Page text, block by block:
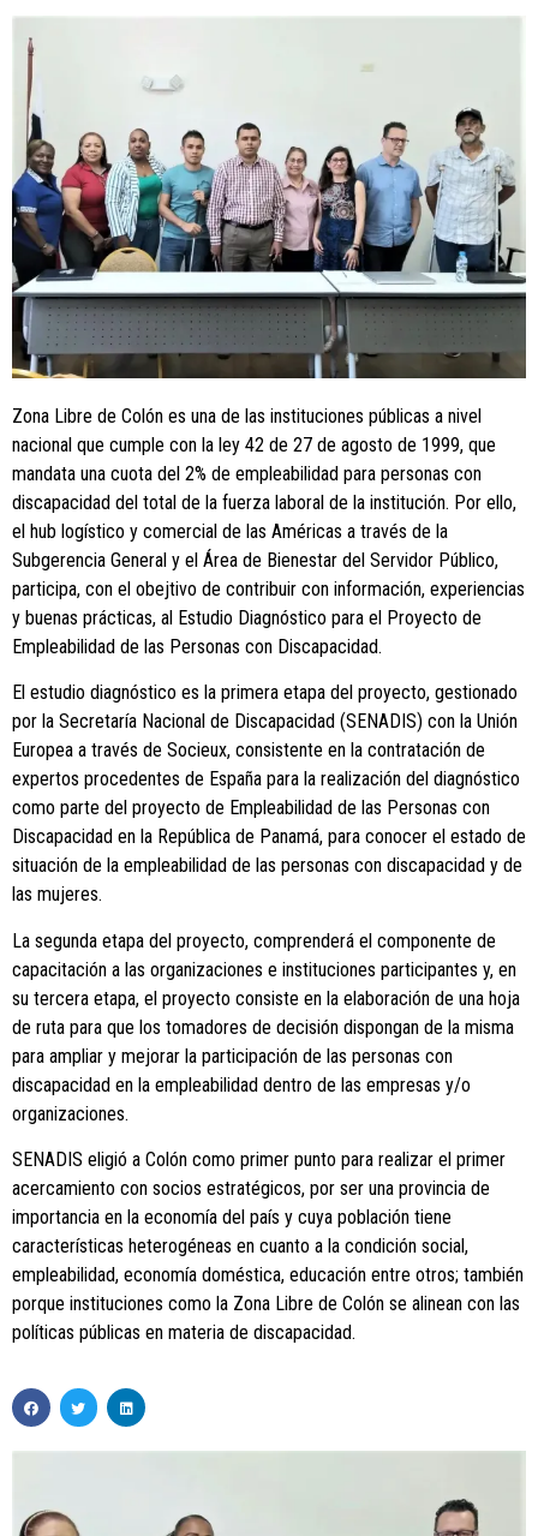
Zona Libre de Colón es una de las instituciones públicas a nivel
nacional que cumple con la ley 42 de 27 de agosto de 1999, que
mandata una cuota del 2% de empleabilidad para personas con
discapacidad del total de la fuerza laboral de la institución. Por ello,
el hub logístico y comercial de las Américas a través de la
Subgerencia General y el Área de Bienestar del Servidor Público,
participa, con el obejtivo de contribuir con información, experiencias
y buenas prácticas, al Estudio Diagnóstico para el Proyecto de
Empleabilidad de las Personas con Discapacidad.
El estudio diagnóstico es la primera etapa del proyecto, gestionado
por la Secretaría Nacional de Discapacidad (SENADIS) con la Unión
Europea a través de Socieux, consistente en la contratación de
expertos procedentes de España para la realización del diagnóstico
como parte del proyecto de Empleabilidad de las Personas con
Discapacidad en la República de Panamá, para conocer el estado de
situación de la empleabilidad de las personas con discapacidad y de
las mujeres.
La segunda etapa del proyecto, comprenderá el componente de
capacitación a las organizaciones e instituciones participantes y, en
su tercera etapa, el proyecto consiste en la elaboración de una hoja
de ruta para que los tomadores de decisión dispongan de la misma
para ampliar y mejorar la participación de las personas con
discapacidad en la empleabilidad dentro de las empresas y/o
organizaciones.
SENADIS eligió a Colón como primer punto para realizar el primer
acercamiento con socios estratégicos, por ser una provincia de
importancia en la economía del país y cuya población tiene
características heterogéneas en cuanto a la condición social,
empleabilidad, economía doméstica, educación entre otros; también
porque instituciones como la Zona Libre de Colón se alinean con las
políticas públicas en materia de discapacidad.